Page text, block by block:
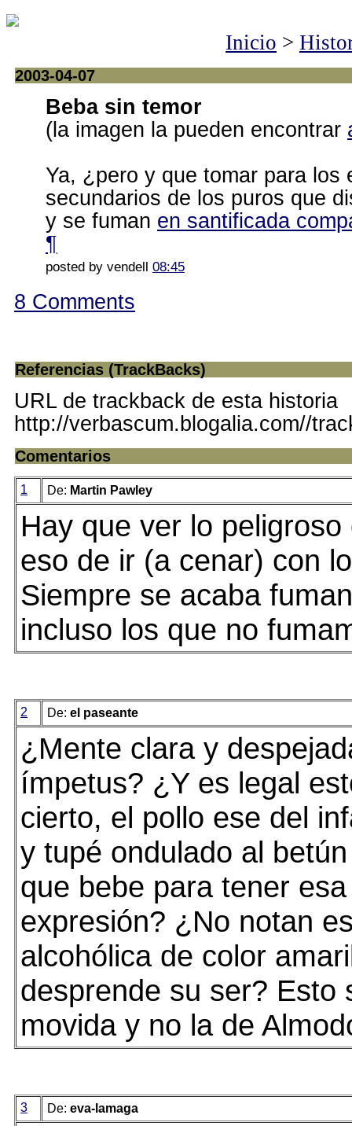
Inicio >
2003-04-07
Beba sin temor
(la imagen la pueden encontrar
Ya, ¿pero y que tomar para los
secundarios de los puros que
y se fuman en santificada
¶
posted by vendell 08:45
8 Comments
Referencias (TrackBacks)
URL de trackback de esta historia
http://verbascum.blogalia.com//
Comentarios
1 De: Martin Pawley
Hay que ver lo
eso de ir (a cenar) con
Siempre se acaba
incluso los que no
2 De: el paseante
¿Mente clara y
ímpetus? ¿Y es legal
cierto, el pollo ese del
y tupé ondulado al
que bebe para tener
expresión? ¿No notan
alcohólica de color
desprende su ser? Esto
movida y no la de
3 De: eva-lamaga